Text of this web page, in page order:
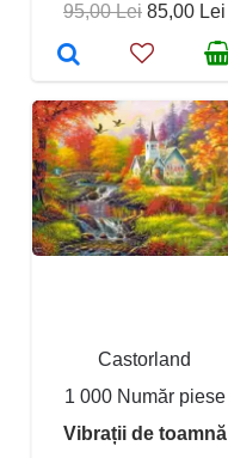
95,00 Lei 85,00 Lei
Castorland
1 000 Număr piese
Vibrații de toamnă